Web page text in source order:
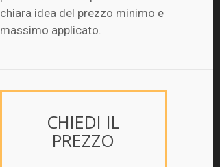
chiara idea del prezzo minimo e
massimo applicato.
CHIEDI IL
PREZZO